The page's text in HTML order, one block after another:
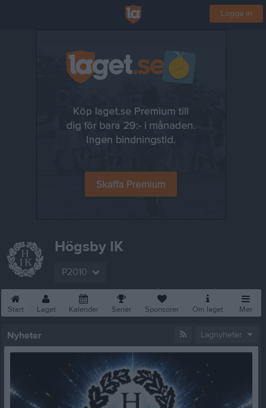
Logga in
Högsby IK
P2010
Start Laget Kalender Serier Sponsorer Om laget Mer
Nyheter Lagnyheter